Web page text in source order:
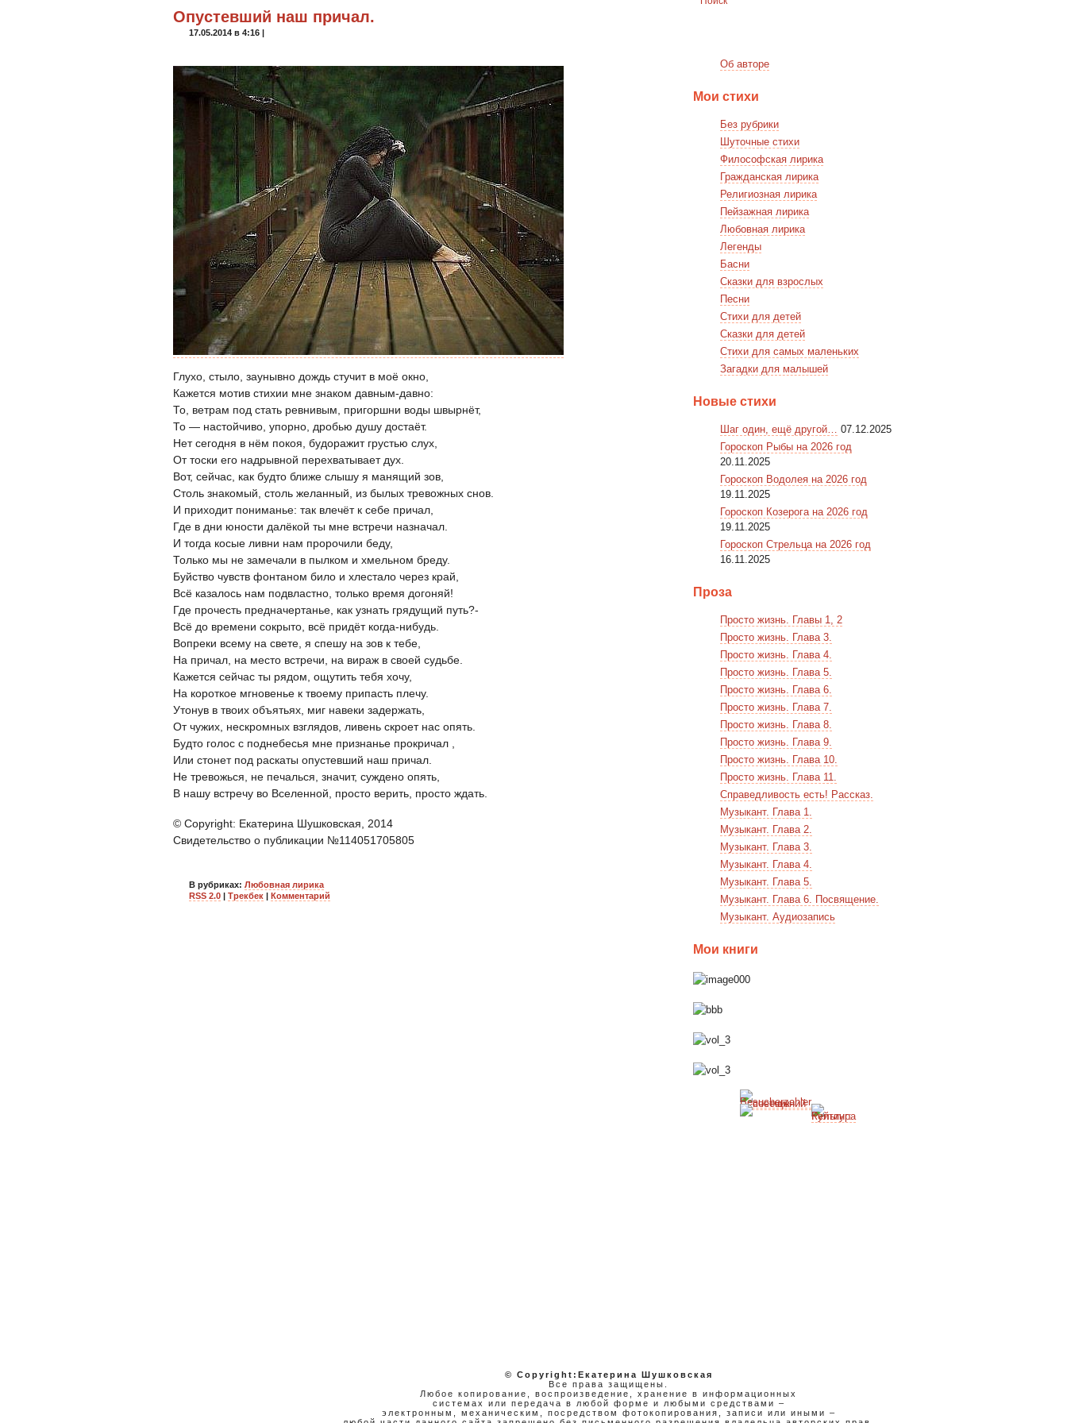
Опустевший наш причал.
17.05.2014 в 4:16 |
Глухо, стыло, заунывно дождь стучит в моё окно,
Кажется мотив стихии мне знаком давным-давно:
То, ветрам под стать ревнивым, пригоршни воды швырнёт,
То — настойчиво, упорно, дробью душу достаёт.
Нет сегодня в нём покоя, будоражит грустью слух,
От тоски его надрывной перехватывает дух.
Вот, сейчас, как будто ближе слышу я манящий зов,
Столь знакомый, столь желанный, из былых тревожных снов.
И приходит пониманье: так влечёт к себе причал,
Где в дни юности далёкой ты мне встречи назначал.
И тогда косые ливни нам пророчили беду,
Только мы не замечали в пылком и хмельном бреду.
Буйство чувств фонтаном било и хлестало через край,
Всё казалось нам подвластно, только время догоняй!
Где прочесть предначертанье, как узнать грядущий путь?-
Всё до времени сокрыто, всё придёт когда-нибудь.
Вопреки всему на свете, я спешу на зов к тебе,
На причал, на место встречи, на вираж в своей судьбе.
Кажется сейчас ты рядом, ощутить тебя хочу,
На короткое мгновенье к твоему припасть плечу.
Утонув в твоих объятьях, миг навеки задержать,
От чужих, нескромных взглядов, ливень скроет нас опять.
Будто голос с поднебесья мне признанье прокричал ,
Или стонет под раскаты опустевший наш причал.
Не тревожься, не печалься, значит, суждено опять,
В нашу встречу во Вселенной, просто верить, просто ждать.
© Copyright: Екатерина Шушковская, 2014
Свидетельство о публикации №114051705805
В рубриках: Любовная лирика
RSS 2.0| Трекбек| Комментарий
Об авторе
Мои стихи
Без рубрики
Шуточные стихи
Философская лирика
Гражданская лирика
Религиозная лирика
Пейзажная лирика
Любовная лирика
Легенды
Басни
Сказки для взрослых
Песни
Стихи для детей
Сказки для детей
Стихи для самых маленьких
Загадки для малышей
Новые стихи
Шаг один, ещё другой…
07.12.2025
Гороскоп Рыбы на 2026 год
20.11.2025
Гороскоп Водолея на 2026 год
19.11.2025
Гороскоп Козерога на 2026 год
19.11.2025
Гороскоп Стрельца на 2026 год
16.11.2025
Проза
Просто жизнь. Главы 1, 2
Просто жизнь. Глава 3.
Просто жизнь. Глава 4.
Просто жизнь. Глава 5.
Просто жизнь. Глава 6.
Просто жизнь. Глава 7.
Просто жизнь. Глава 8.
Просто жизнь. Глава 9.
Просто жизнь. Глава 10.
Просто жизнь. Глава 11.
Справедливость есть! Рассказ.
Музыкант. Глава 1.
Музыкант. Глава 2.
Музыкант. Глава 3.
Музыкант. Глава 4.
Музыкант. Глава 5.
Музыкант. Глава 6. Посвящение.
Музыкант. Аудиозапись
Мои книги
© Copyright:Екатерина Шушковская
Все права защищены.
Любое копирование, воспроизведение, хранение в информационных
системах или передача в любой форме и любыми средствами –
электронным, механическим, посредством фотокопирования, записи или иными –